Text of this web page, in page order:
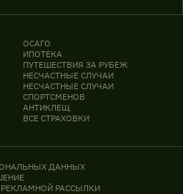
ОСАГО
ИПОТЕКА
ПУТЕШЕСТВИЯ ЗА РУБЕЖ
НЕСЧАСТНЫЕ СЛУЧАИ
НЕСЧАСТНЫЕ СЛУЧАИ
СПОРТСМЕНОВ
АНТИКЛЕЩ
ВСЕ СТРАХОВКИ
ДАННЫХ
РАССЫЛКИ